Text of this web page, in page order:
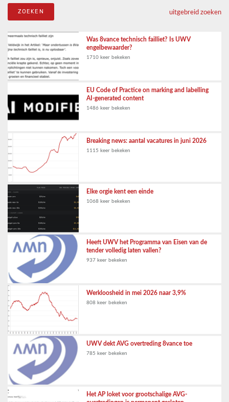
uitgebreid zoeken
Was 8vance technisch failliet? Is UWV
engelbewaarder?
1710 keer bekeken
EU Code of Practice on marking and labelling
AI-generated content
1486 keer bekeken
Breaking news: aantal vacatures in juni 2026
1115 keer bekeken
Elke orgie kent een einde
1068 keer bekeken
Heeft UWV het Programma van Eisen van de
tender volledig laten vallen?
937 keer bekeken
Werkloosheid in mei 2026 naar 3,9%
808 keer bekeken
UWV dekt AVG overtreding 8vance toe
785 keer bekeken
Het AP loket voor grootschalige AVG-